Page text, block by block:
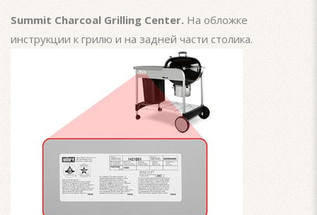
Summit Charcoal Grilling Center. На обложке
инструкции к грилю и на задней части столика.